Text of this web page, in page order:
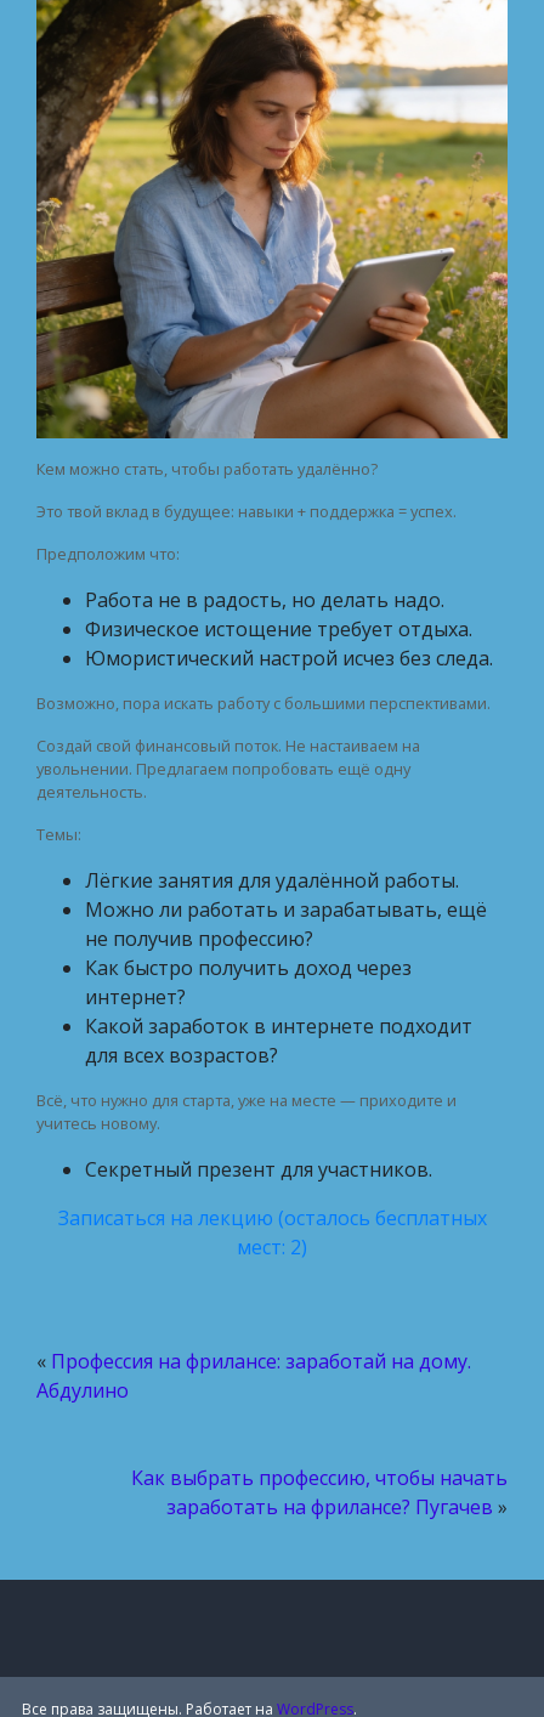
Кем можно стать, чтобы работать удалённо?
Это твой вклад в будущее: навыки + поддержка = успех.
Предположим что:
Работа не в радость, но делать надо.
Физическое истощение требует отдыха.
Юмористический настрой исчез без следа.
Возможно, пора искать работу с большими перспективами.
Создай свой финансовый поток. Не настаиваем на
увольнении. Предлагаем попробовать ещё одну
деятельность.
Темы:
Лёгкие занятия для удалённой работы.
Можно ли работать и зарабатывать, ещё
не получив профессию?
Как быстро получить доход через
интернет?
Какой заработок в интернете подходит
для всех возрастов?
Всё, что нужно для старта, уже на месте — приходите и
учитесь новому.
Секретный презент для участников.
Записаться на лекцию (осталось бесплатных
мест: 2)
« Профессия на фрилансе: заработай на дому.
Абдулино
Как выбрать профессию, чтобы начать
заработать на фрилансе? Пугачев »
Все права защищены. Работает на WordPress.